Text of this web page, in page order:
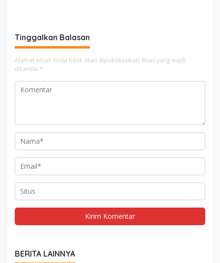
Tinggalkan Balasan
Alamat email Anda tidak akan dipublikasikan. Ruas yang wajib
ditandai *
BERITA LAINNYA